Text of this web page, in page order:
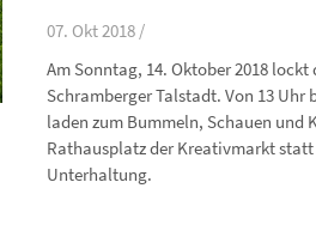
07. Okt 2018 /
Am Sonntag, 14. Oktober 2018
Schramberger Talstadt. Von 13 Uhr
laden zum Bummeln, Schauen und
Rathausplatz der Kreativmarkt
Unterhaltung.